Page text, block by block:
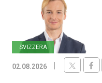
SVIZZERA
02.08.2026